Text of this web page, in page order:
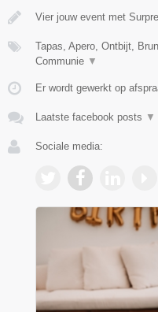
Vier jouw event met
Tapas, Apero, Ontbijt,
Communie ▼
Er wordt gewerkt op
Laatste facebook posts ▼
Sociale media: